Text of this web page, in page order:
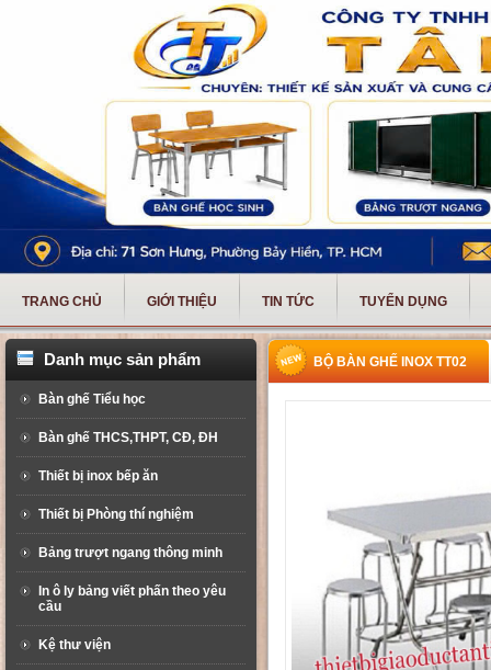
TRANG CHỦ GIỚI THIỆU TIN TỨC TUYỂN DỤNG
Danh mục sản phẩm
Bàn ghế Tiểu học
Bàn ghế THCS,THPT, CĐ, ĐH
Thiết bị inox bếp ăn
Thiết bị Phòng thí nghiệm
Bảng trượt ngang thông minh
In ô ly bảng viết phấn theo yêu
cầu
Kệ thư viện
BỘ BÀN GHẾ INOX TT02